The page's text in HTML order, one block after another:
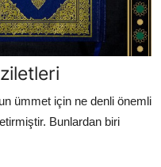
ümmet için ne denli önemli
Bunlardan biri